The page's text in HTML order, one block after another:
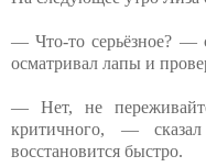
— Что-то серьёзное? —
осматривал лапы и
— Нет, не
критичного, —
восстановится быстро.